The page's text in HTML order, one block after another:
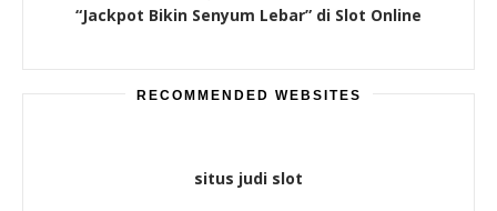
“Jackpot Bikin Senyum Lebar” di Slot Online
RECOMMENDED WEBSITES
situs judi slot